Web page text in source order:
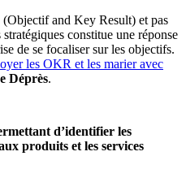
and Key Result) et pas
constitue une réponse
de se focaliser sur les objectifs.
les OKR et les marier avec
Déprès.
d’identifier les
produits et les services